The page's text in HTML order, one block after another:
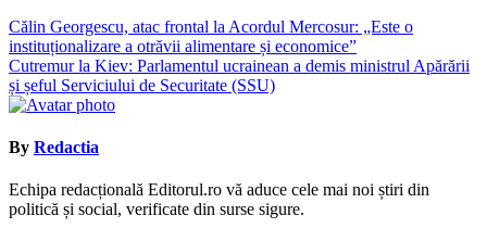
Navigare
în
articole
Călin Georgescu, atac frontal la Acordul Mercosur: „Este o
instituționalizare a otrăvii alimentare și economice”
Cutremur la Kiev: Parlamentul ucrainean a demis ministrul Apărării
și șeful Serviciului de Securitate (SSU)
By Redactia
Echipa redacțională Editorul.ro vă aduce cele mai noi știri din
politică și social, verificate din surse sigure.